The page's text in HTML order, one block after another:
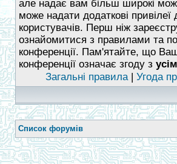
але надає вам більш широкі
може надати додаткові привілеї
користувачів. Перш ніж
ознайомитися з правилами та
конференції. Пам'ятайте, що
конференції означає згоду з
Загальні правила| Угода
Список форумів